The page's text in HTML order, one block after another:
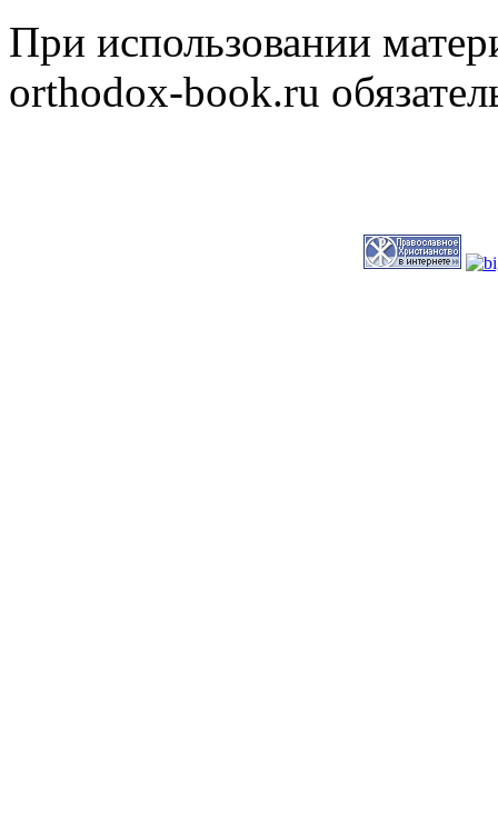
При использовании
orthodox-book.ru